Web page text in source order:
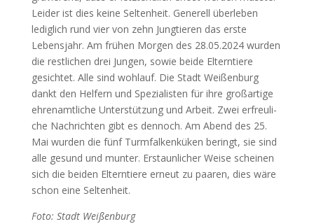
Lei­der ist dies kei­ne Sel­ten­heit. Gene­rell über­le­ben
ledig­lich rund vier von zehn Jung­tie­ren das ers­te
Lebens­jahr. Am frü­hen Mor­gen des 28.05.2024 wur­den
die rest­li­chen drei Jun­gen, sowie bei­de Eltern­tie­re
gesich­tet. Alle sind wohl­auf. Die Stadt Wei­ßen­burg
dankt den Hel­fern und Spe­zia­lis­ten für ihre groß­ar­ti­ge
ehren­amt­li­che Unter­stüt­zung und Arbeit. Zwei erfreu­li­
che Nach­rich­ten gibt es den­noch. Am Abend des 25.
Mai wur­den die fünf Turm­fal­ken­kü­ken beringt, sie sind
alle gesund und mun­ter. Erstaun­li­cher Wei­se schei­nen
sich die bei­den Eltern­tie­re erneut zu paa­ren, dies wäre
schon eine Sel­ten­heit.
Foto: Stadt Wei­ßen­burg